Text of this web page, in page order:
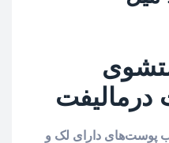
درمالیفت
پوست‌های دارای لک و